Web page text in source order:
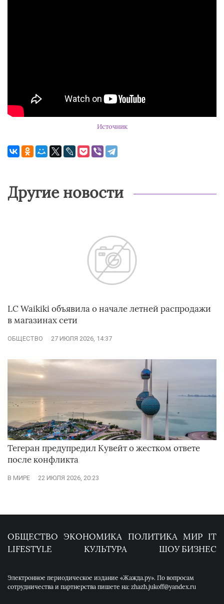
Источник
Другие новости
LC Waikiki объявила о начале летней распродажи
в магазинах сети
ОБЩЕСТВО 27 ИЮЛЯ 2026, 14:37
Тегеран предупредил Кувейт о жестком ответе
после конфликта
В МИРЕ 22 ИЮЛЯ 2026, 20:23
ОБЩЕСТВО ЭКОНОМИКА ПОЛИТИКА МИР IT
LIFESTYLE
КУЛЬТУРА ШОУ БИЗНЕС
Электронное периодическое издание «Жажда.ру». По вопросам
сотрудничества и партнерства пишете на: zhazh.jukoff@yandex.ru